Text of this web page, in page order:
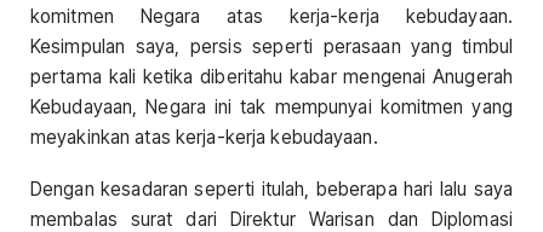
komitmen Negara atas kerja-kerja kebudayaan.
Kesimpulan saya, persis seperti perasaan yang timbul
pertama kali ketika diberitahu kabar mengenai Anugerah
Kebudayaan, Negara ini tak mempunyai komitmen yang
meyakinkan atas kerja-kerja kebudayaan.
Dengan kesadaran seperti itulah, beberapa hari lalu saya
membalas surat dari Direktur Warisan dan Diplomasi